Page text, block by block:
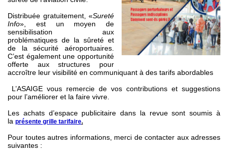
Distribuée gratuitement, «Sureté
Info», est un moyen de
sensibilisation aux
problématiques de la sûreté et
de la sécurité aéroportuaires.
C’est également une opportunité
offerte aux structures pour
accroître leur visibilité en communiquant à des tarifs abordables
L’ASAIGE vous remercie de vos contributions et suggestions
pour l’améliorer et la faire vivre.
Les achats d’espace publicitaire dans la revue sont soumis à
la présente grille tarifaire.
Pour toutes autres informations, merci de contacter aux adresses
suivantes :